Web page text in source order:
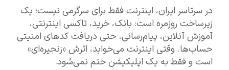
در سرتاسر ایران، اینترنت فقط برای سرگرمی نیست؛ یک
زیرساخت روزمره است: بانک، خرید، تاکسی اینترنتی،
آموزش آنلاین، پیام‌رسانی، حتی دریافت کدهای امنیتی
حساب‌ها. وقتی اینترنت می‌خوابد، اثرش «زنجیره‌ای»
است و فقط به یک اپلیکیشن ختم نمی‌شود.